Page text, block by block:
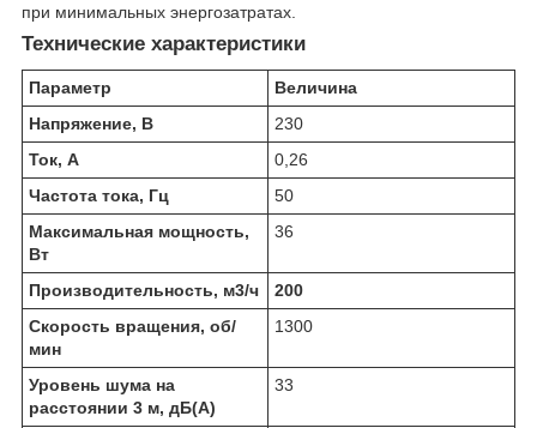
при минимальных энергозатратах.
Технические характеристики
Параметр
Величина
Напряжение, В
230
Ток, А
0,26
Частота тока, Гц
50
Максимальная мощность,
Вт
36
Производительность, м3/ч
200
Скорость вращения, об/
мин
1300
Уровень шума на
расстоянии 3 м, дБ(А)
33